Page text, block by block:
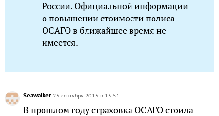
России. Официальной информации
о повышении стоимости полиса
ОСАГО в ближайшее время не
имеется.
Seawalker 25 сентября 2015 в 13:51
В прошлом году страховка ОСАГО стоила